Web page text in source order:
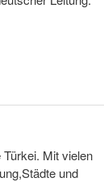
Mit vielen
und